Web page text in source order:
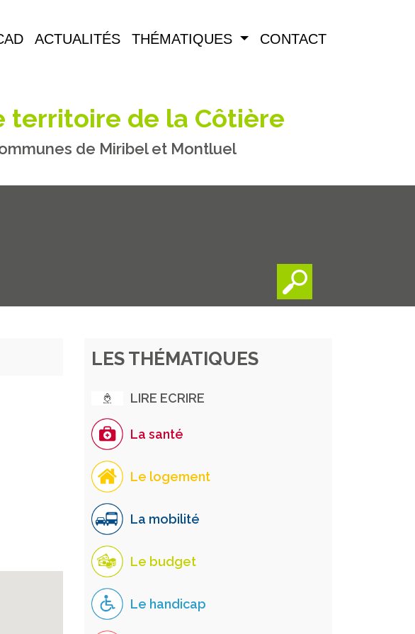
ACTUALITÉS THÉMATIQUES CONTACT
territoire de la Côtière
de Miribel et Montluel
LES THÉMATIQUES
LIRE ECRIRE
La santé
Le logement
La mobilité
Le budget
Le handicap